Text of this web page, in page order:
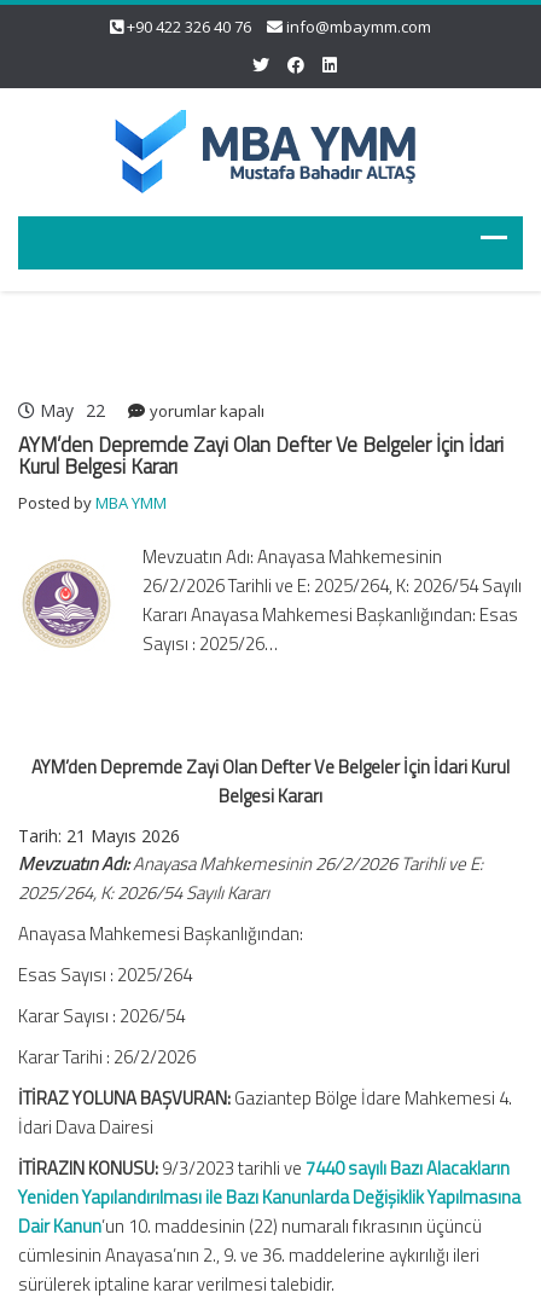
+90 422 326 40 76 info@mbaymm.com
May 22
AYM’den
Depremde
Zayi
Defter
Belgeler
İçin
İdari
Kurul
yorumlar kapalı
AYM’den Depremde Zayi Olan Defter Ve Belgeler İçin İdari
Kurul Belgesi Kararı
Posted byMBA YMM
Mevzuatın Adı: Anayasa Mahkemesinin
26/2/2026 Tarihli ve E: 2025/264, K: 2026/54 Sayılı
Kararı Anayasa Mahkemesi Başkanlığından: Esas
Sayısı : 2025/26…
AYM’den Depremde Zayi Olan Defter Ve Belgeler İçin İdari Kurul
Belgesi Kararı
Tarih: 21 Mayıs 2026
Mevzuatın Adı:Anayasa Mahkemesinin 26/2/2026 Tarihli ve E:
2025/264, K: 2026/54 Sayılı Kararı
Anayasa Mahkemesi Başkanlığından:
Esas Sayısı : 2025/264
Karar Sayısı : 2026/54
Karar Tarihi : 26/2/2026
İTİRAZ YOLUNA BAŞVURAN:Gaziantep Bölge İdare Mahkemesi 4.
İdari Dava Dairesi
İTİRAZIN KONUSU:9/3/2023 tarihli ve7440 sayılı Bazı Alacakların
Yeniden Yapılandırılması ile Bazı Kanunlarda Değişiklik Yapılmasına
Dair Kanun’un 10. maddesinin (22) numaralı fıkrasının üçüncü
cümlesinin Anayasa’nın 2., 9. ve 36. maddelerine aykırılığı ileri
sürülerek iptaline karar verilmesi talebidir.